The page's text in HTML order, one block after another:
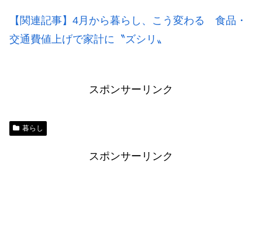
【関連記事】4月から暮らし、こう変わる 食品・
交通費値上げで家計に〝ズシリ〟
スポンサーリンク
暮らし
スポンサーリンク